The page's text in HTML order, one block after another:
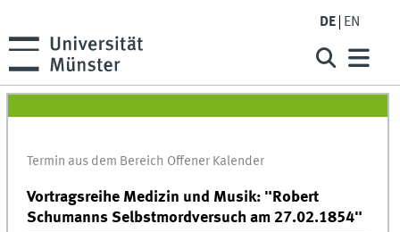
DE EN
Termin aus dem Bereich Offener Kalender
Vortragsreihe Medizin und Musik: "Robert
Schumanns Selbstmordversuch am 27.02.1854"